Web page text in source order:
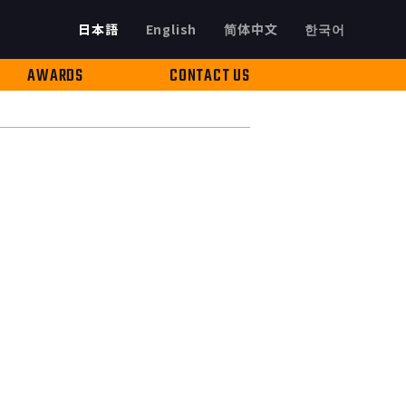
日本語 한국어
English 简体中文
AWARDS CONTACT US